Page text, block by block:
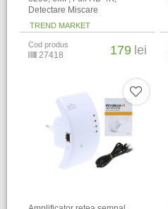
Detectare Miscare
TREND MARKET
Cod produs
27418 179 lei